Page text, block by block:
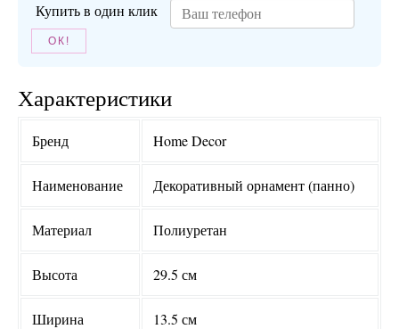
Купить в один клик
ОК!
Характеристики
Бренд Home Decor
Наименование Декоративный орнамент (панно)
Материал Полиуретан
Высота 29.5 см
Ширина 13.5 см